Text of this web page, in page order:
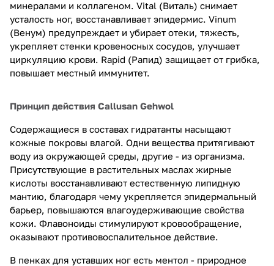
минералами и коллагеном. Vital (Виталь) снимает
усталость ног, восстанавливает эпидермис. Vinum
(Венум) предупреждает и убирает отеки, тяжесть,
укрепляет стенки кровеносных сосудов, улучшает
циркуляцию крови. Rapid (Рапид) защищает от грибка,
повышает местный иммунитет.
Принцип действия Callusan Gehwol
Содержащиеся в составах гидратанты насыщают
кожные покровы влагой. Одни вещества притягивают
воду из окружающей среды, другие - из организма.
Присутствующие в растительных маслах жирные
кислоты восстанавливают естественную липидную
мантию, благодаря чему укрепляется эпидермальный
барьер, повышаются влагоудерживающие свойства
кожи. Флавоноиды стимулируют кровообращение,
оказывают противовоспалительное действие.
В пенках для уставших ног есть ментол - природное